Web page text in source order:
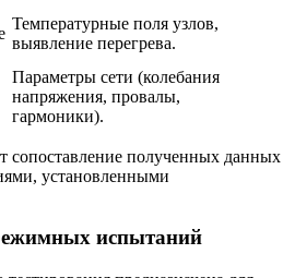
Температурные поля узлов,
выявление перегрева.
Параметры сети (колебания
напряжения, провалы,
гармоники).
сопоставление полученных данных
установленными
испытаний